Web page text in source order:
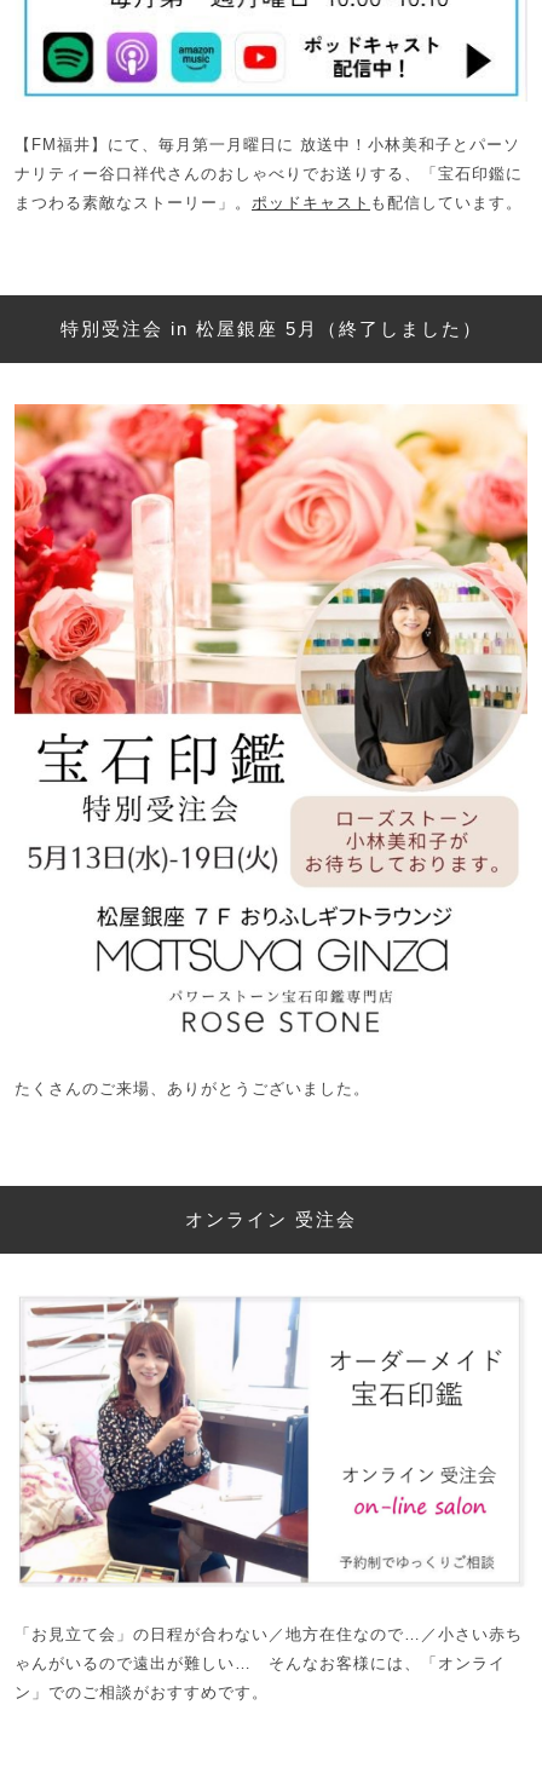
【FM福井】にて、毎月第一月曜日に 放送中！小林美和子とパーソ
ナリティー谷口祥代さんのおしゃべりでお送りする、「宝石印鑑に
まつわる素敵なストーリー」。 ポッドキャスト も配信しています。
特別受注会 in 松屋銀座 5月（終了しました）
たくさんのご来場、ありがとうございました。
オンライン 受注会
「お見立て会」の日程が合わない／地方在住なので…／小さい赤ち
ゃんがいるので遠出が難しい… そんなお客様には、「オンライ
ン」でのご相談がおすすめです。